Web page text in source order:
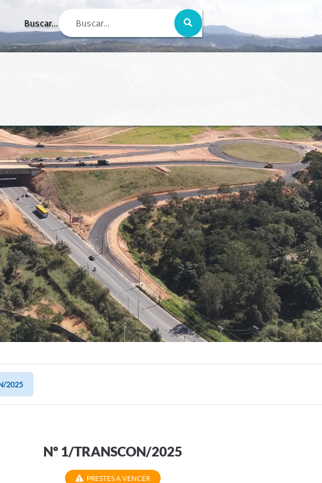
Buscar...
2025
Nº 1/TRANSCON/2025
PRESTES A VENCER